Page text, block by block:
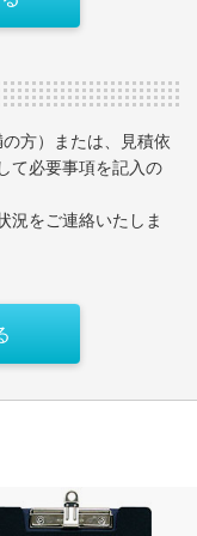
方）または、見積依
て必要事項を記入の
況をご連絡いたしま